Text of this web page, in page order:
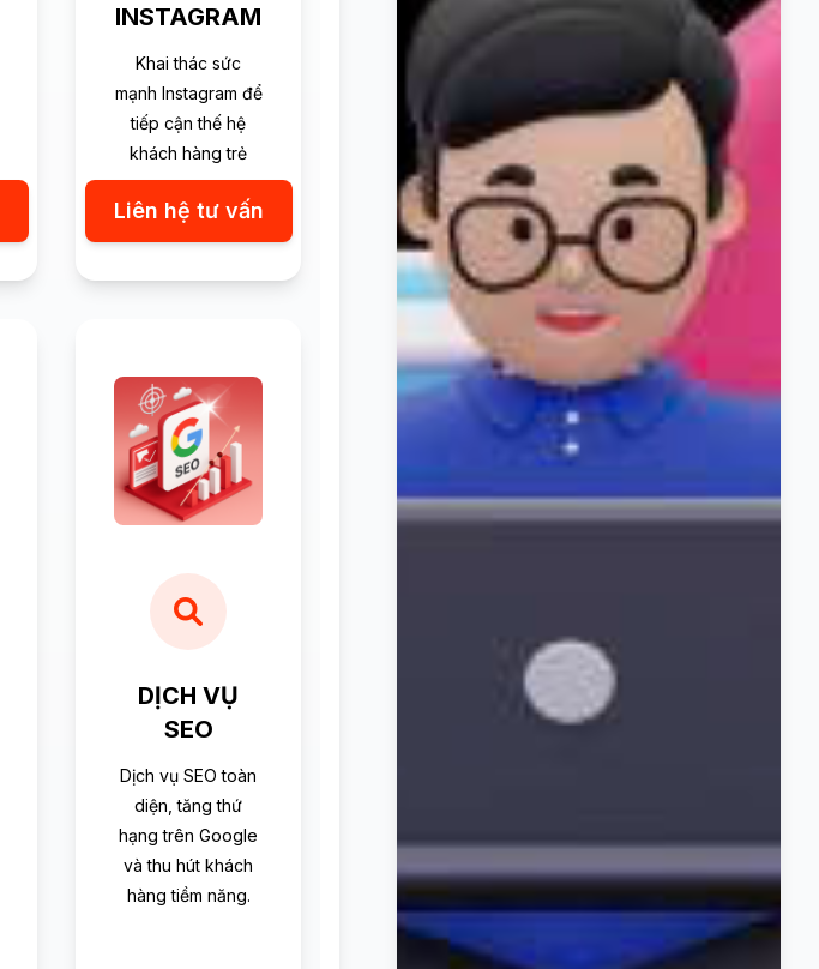
INSTAGRAM
Khai thác sức
mạnh Instagram để
tiếp cận thế hệ
khách hàng trẻ
Liên hệ tư vấn
DỊCH VỤ
SEO
Dịch vụ SEO toàn
diện, tăng thứ
hạng trên Google
và thu hút khách
hàng tiềm năng.